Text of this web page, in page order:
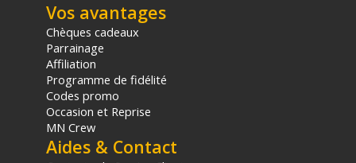
Offre valable jusqu'au 06-08-2026 inclus.
Code EAN Connecteur Skaarhoj ETH-SDI Link :
5714074001522
(1) Offre valable jusqu'au 31 Décembre 2030 à partir de 49 euros
d'achat, sur la base d'une expédition Chronopost 24H vers un point
sur les produits de moins de 1m et moins de 20Kg.
Vos avantages
Chèques cadeaux
Parrainage
Affiliation
Programme de fidélité
Codes promo
Occasion et Reprise
MN Crew
Aides & Contact